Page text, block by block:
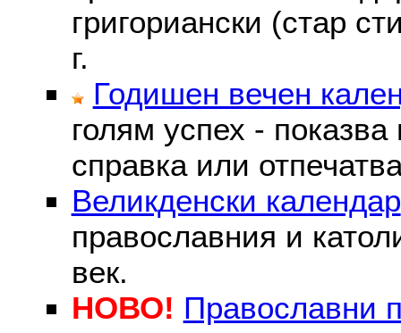
григориански (стар
г.
Годишен вечен
голям успех -
справка или
Великденски календар
православния и
век.
НОВО! Православни